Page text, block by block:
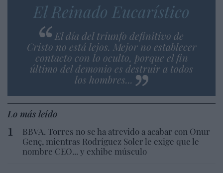
El Reinado Eucarístico
El día del triunfo definitivo de
Cristo no está lejos. Mejor no establecer
contacto con lo oculto, porque el fin
último del demonio es destruir a todos
los hombres...
Lo más leído
BBVA. Torres no se ha atrevido a acabar con Onur
Genç, mientras Rodríguez Soler le exige que le
nombre CEO... y exhibe músculo